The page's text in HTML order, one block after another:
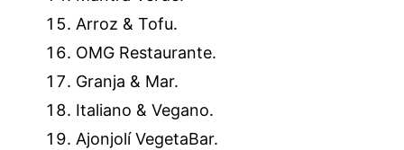
Arroz & Tofu.
OMG Restaurante.
Granja & Mar.
Italiano & Vegano.
Ajonjolí VegetaBar.